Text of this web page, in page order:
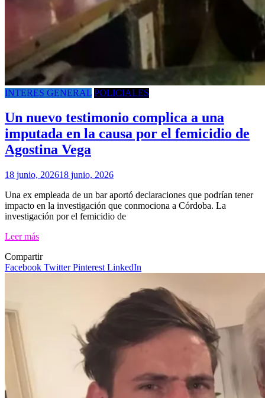
INTERES GENERAL POLICIALES
Un nuevo testimonio complica a una
imputada en la causa por el femicidio de
Agostina Vega
18 junio, 202618 junio, 2026
Una ex empleada de un bar aportó declaraciones que podrían tener
impacto en la investigación que conmociona a Córdoba. La
investigación por el femicidio de
Leer más
Compartir
Facebook TwitterPinterest LinkedIn